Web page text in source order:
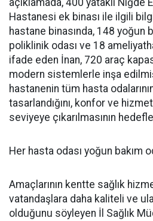
açıklamada, 400 yataklı Niğde
Hastanesi ek binası ile ilgili
hastane binasında, 148 yoğun
poliklinik odası ve 18
ifade eden İnan, 720 araç
modern sistemlerle inşa
hastanenin tüm hasta
tasarlandığını, konfor ve
seviyeye çıkarılmasının
Her hasta odası yoğun bakım
Amaçlarının kentte sağlık
vatandaşlara daha kaliteli ve
olduğunu söyleyen İl Sağlık